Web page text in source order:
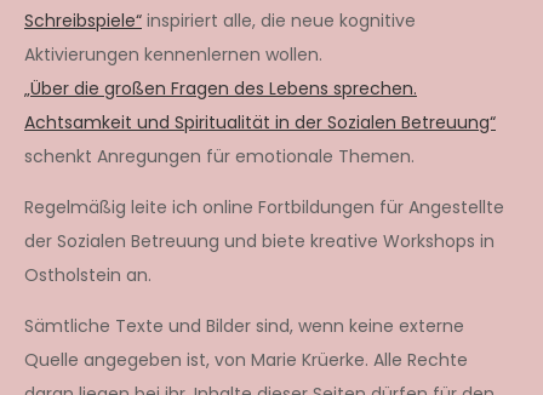
Schreibspiele“ inspiriert alle, die neue kognitive
Aktivierungen kennenlernen wollen.
„Über die großen Fragen des Lebens sprechen.
Achtsamkeit und Spiritualität in der Sozialen Betreuung“
schenkt Anregungen für emotionale Themen.
Regelmäßig leite ich online Fortbildungen für Angestellte
der Sozialen Betreuung und biete kreative Workshops in
Ostholstein an.
Sämtliche Texte und Bilder sind, wenn keine externe
Quelle angegeben ist, von Marie Krüerke. Alle Rechte